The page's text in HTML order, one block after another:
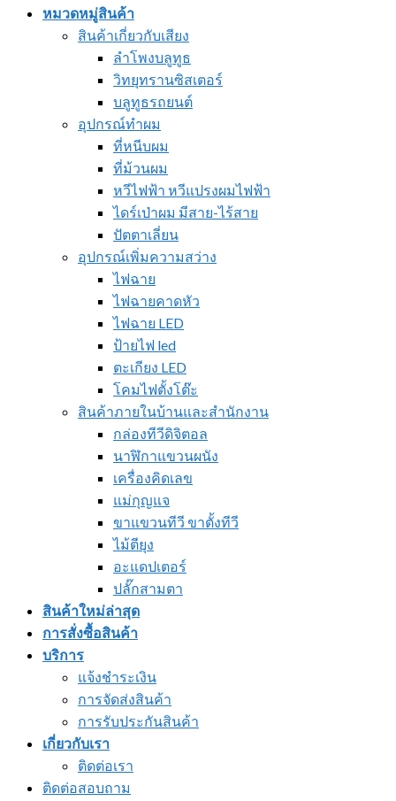
หมวดหมู่สินค้า
สินค้าเกี่ยวกับเสียง
ลำโพงบลูทูธ
วิทยุทรานซิสเตอร์
บลูทูธรถยนต์
อุปกรณ์ทำผม
ที่หนีบผม
ที่ม้วนผม
หวีไฟฟ้า หวีแปรงผมไฟฟ้า
ไดร์เป่าผม มีสาย-ไร้สาย
ปัตตาเลี่ยน
อุปกรณ์เพิ่มความสว่าง
ไฟฉาย
ไฟฉายคาดหัว
ไฟฉาย LED
ป้ายไฟ led
ตะเกียง LED
โคมไฟตั้งโต๊ะ
สินค้าภายในบ้านและสำนักงาน
กล่องทีวีดิจิตอล
นาฬิกาแขวนผนัง
เครื่องคิดเลข
แม่กุญแจ
ขาแขวนทีวี ขาตั้งทีวี
ไม้ตียุง
อะแดปเตอร์
ปลั๊กสามตา
สินค้าใหม่ล่าสุด
การสั่งซื้อสินค้า
บริการ
แจ้งชำระเงิน
การจัดส่งสินค้า
การรับประกันสินค้า
เกี่ยวกับเรา
ติดต่อเรา
ติดต่อสอบถาม